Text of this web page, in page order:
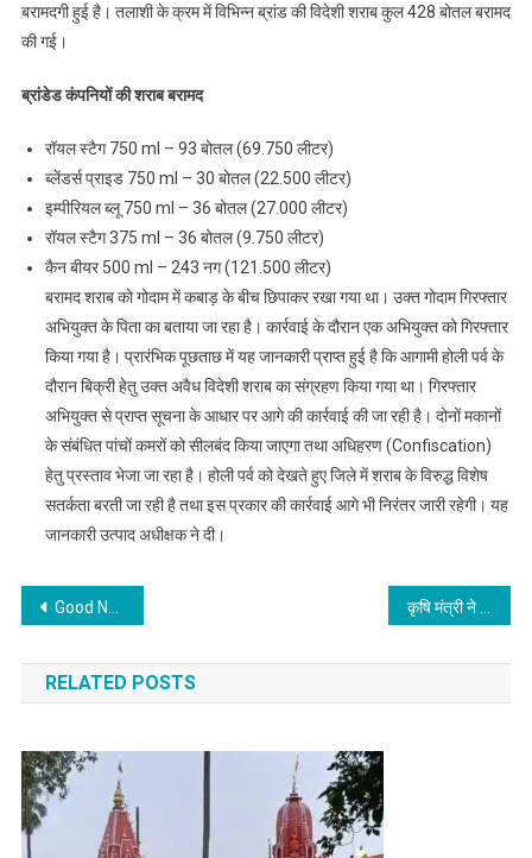
बरामद,
बरामदगी हुई है। तलाशी के क्रम में विभिन्न ब्रांड की विदेशी शराब कुल 428 बोतल बरामद
की गई।
ब्रांडेड कंपनियों की शराब बरामद
रॉयल स्टैग 750 ml – 93 बोतल (69.750 लीटर)
ब्लेंडर्स प्राइड 750 ml – 30 बोतल (22.500 लीटर)
इम्पीरियल ब्लू 750 ml – 36 बोतल (27.000 लीटर)
रॉयल स्टैग 375 ml – 36 बोतल (9.750 लीटर)
कैन बीयर 500 ml – 243 नग (121.500 लीटर)
बरामद शराब को गोदाम में कबाड़ के बीच छिपाकर रखा गया था। उक्त गोदाम गिरफ्तार
अभियुक्त के पिता का बताया जा रहा है। कार्रवाई के दौरान एक अभियुक्त को गिरफ्तार
किया गया है। प्रारंभिक पूछताछ में यह जानकारी प्राप्त हुई है कि आगामी होली पर्व के
दौरान बिक्री हेतु उक्त अवैध विदेशी शराब का संग्रहण किया गया था। गिरफ्तार
अभियुक्त से प्राप्त सूचना के आधार पर आगे की कार्रवाई की जा रही है। दोनों मकानों
के संबंधित पांचों कमरों को सीलबंद किया जाएगा तथा अधिहरण (Confiscation)
हेतु प्रस्ताव भेजा जा रहा है। होली पर्व को देखते हुए जिले में शराब के विरुद्ध विशेष
सतर्कता बरती जा रही है तथा इस प्रकार की कार्रवाई आगे भी निरंतर जारी रहेगी। यह
जानकारी उत्पाद अधीक्षक ने दी।
Post
navigation
Good News : बिहार में शिक्षक बहाली की प्रक्रिया तेज, BPSC ने जारी किया नोटिस
RELATED POSTS